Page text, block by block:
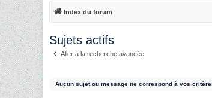
Index du forum
Sujets actifs
Aller à la recherche avancée
Aucun sujet ou message ne correspond à vos